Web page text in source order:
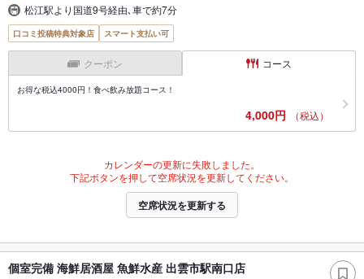
松江駅より国道9号経由､車で約7分
口コミ投稿特典対象店 スマート支払い可
クーポン コース
お得な税込4000円！食べ飲み放題コース！
4,000円 （税込）
カレンダーの更新に失敗しました。
下記ボタンを押して空席状況を更新してください。
空席状況を更新する
個室完備 海鮮居酒屋 魚鮮水産 出雲市駅南口店